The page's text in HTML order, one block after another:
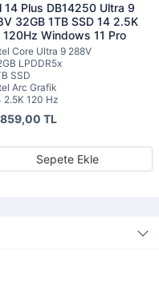
14 Plus DB14250 Ultra 9
32GB 1TB SSD 14 2.5K
120Hz Windows 11 Pro
Core Ultra 9 288V
LPDDR5x
SSD
Arc Grafik
2.5K 120 Hz
TL
Sepete Ekle